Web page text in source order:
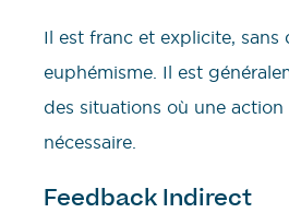
Il est franc et explicite, sans
euphémisme. Il est
des situations où une
nécessaire.
Feedback Indirect